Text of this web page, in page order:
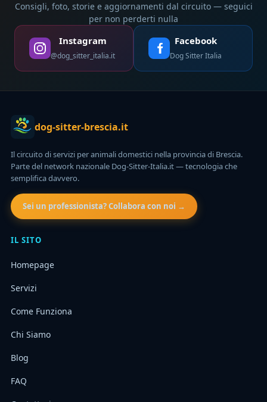
Consigli, foto, storie e aggiornamenti dal circuito — seguici
per non perderti nulla
Instagram
@dog_sitter_italia.it
Facebook
Dog Sitter Italia
dog-sitter-brescia.it
Il circuito di servizi per animali domestici nella provincia di Brescia.
Parte del network nazionale Dog-Sitter-Italia.it — tecnologia che
semplifica davvero.
Sei un professionista? Collabora con noi →
IL SITO
Homepage
Servizi
Come Funziona
Chi Siamo
Blog
FAQ